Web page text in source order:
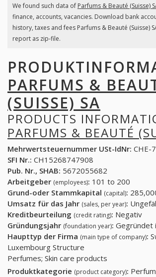
We found such data of Parfums & Beauté (Suisse)
finance, accounts, vacancies. Download bank
history, taxes and fees Parfums & Beauté (Suisse)
report as zip-file.
PARFUMS &
(SUISSE) SA
PRODUCTS
PARFUMS & BEAUTÉ
Mehrwertsteuernummer USt-IdNr: CHE-
SFI Nr.: CH15268747908
Pub. Nr., SHAB: 5672055682
Arbeitgeber (employees): 101 to 200
Grund-oder Stammkapital (capital):
Umsatz für das Jahr (sales, per year):
Kreditbeurteilung (credit rating): Negativ
Gründungsjahr (foundation year): Gegründet
Haupttyp der Firma (main type of company):
Luxembourg Structure
Perfumes; Skin care products
Produktkategorie (product category):